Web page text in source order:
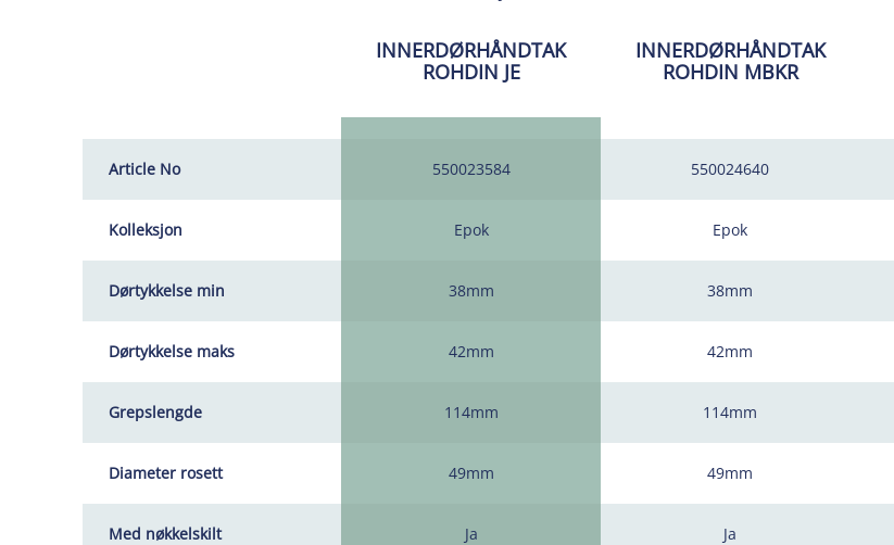
Article No
Kolleksjon
Dørtykkelse min
Dørtykkelse maks
Grepslengde
Diameter rosett
Med nøkkelskilt
INNERDØRHÅNDTAK
ROHDIN JE
550023584
Epok
38mm
42mm
114mm
49mm
Ja
INNERDØRHÅNDTAK
ROHDIN MBKR
550024640
Epok
38mm
42mm
114mm
49mm
Ja